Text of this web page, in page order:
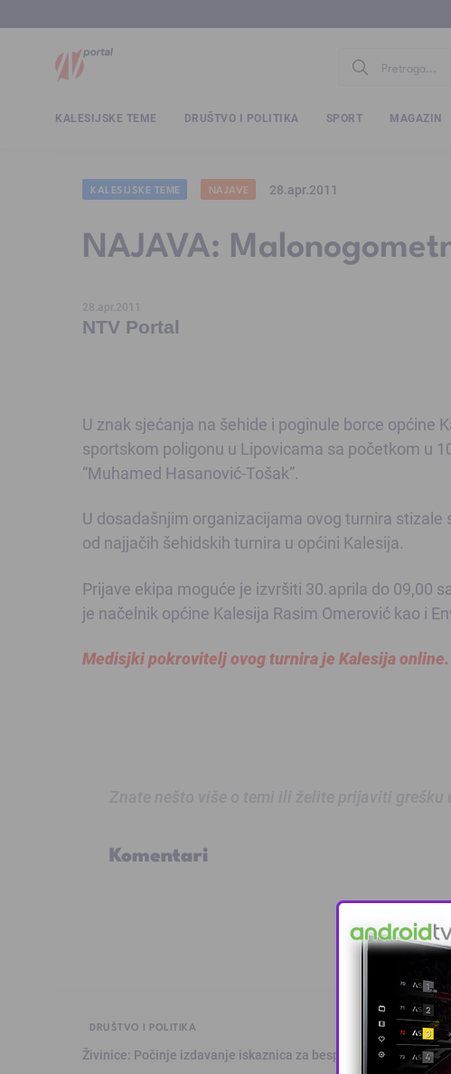
KALESIJSKE TEME DRUŠTVO I POLITIKA SPORT MAGAZIN
KALESIJSKE TEME NAJAVE 28.apr.2011
NAJAVA:
28.apr.2011
NTV Portal
U znak sjećanja na šehide i poginule borce općine
sportskom poligonu u Lipovicama sa početkom u
“Muhamed Hasanović-Tošak”.
U dosadašnjim organizacijama ovog turnira
od najjačih šehidskih turnira u općini Kalesija.
Prijave ekipa moguće je izvršiti 30.aprila do 09,00
je načelnik općine Kalesija Rasim Omerović kao i
Medisjki pokrovitelj ovog turnira je Kalesija online.
Komentari
DRUŠTVO I POLITIKA
Živinice: Počinje izdavanje iskaznica za besplatan prevoz